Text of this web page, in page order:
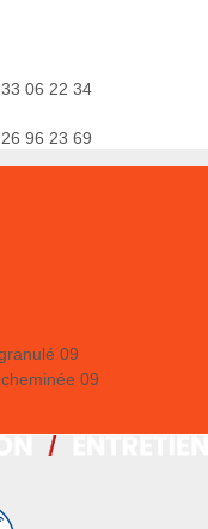
06 22 34
96 23 69
09
09